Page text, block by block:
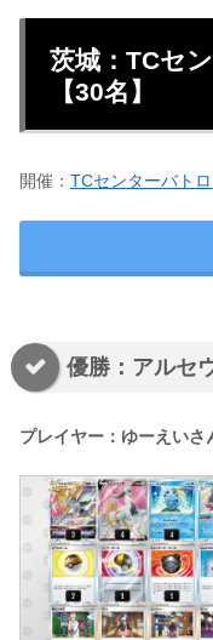
茨城：TCセ
【30名】
開催： TCセンターバト
優勝：アルセ
プレイヤー：ゆーえいさ